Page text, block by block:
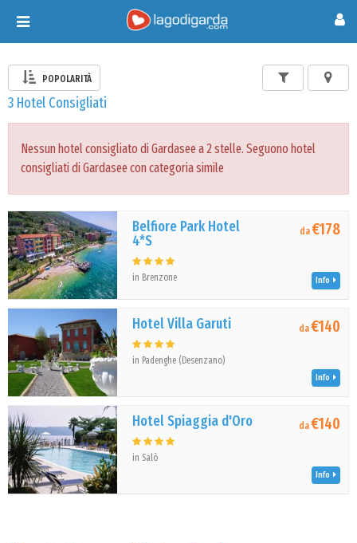
Toggle
navigation
POPOLARITÀ
3 Hotel Consigliati
Nessun hotel consigliato di Gardasee a 2 stelle. Seguono hotel
consigliati di Gardasee con categoria simile
Belfiore Park Hotel
4*S
in Brenzone
da€178
Info
Hotel Villa Garuti
in Padenghe (Desenzano)
da€140
Info
Hotel Spiaggia d'Oro
in Salò
da€140
Info